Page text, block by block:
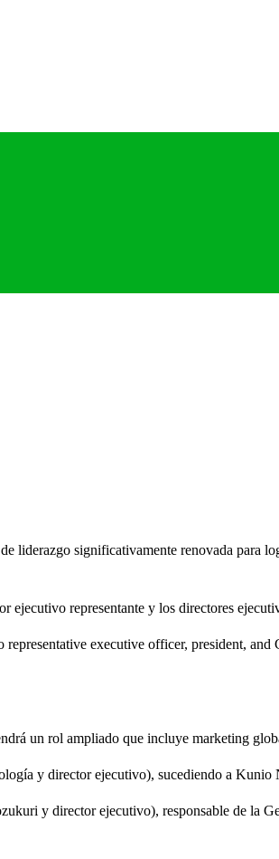
significativamente renovada para
ejecutivo representante y los directores
executive officer, president,
un rol ampliado que incluye marketing
y director ejecutivo), sucediendo a Kunio
y director ejecutivo), responsable de la